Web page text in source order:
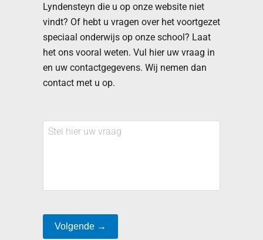
Lyndensteyn die u op onze website niet
vindt? Of hebt u vragen over het voortgezet
speciaal onderwijs op onze school? Laat
het ons vooral weten. Vul hier uw vraag in
en uw contactgegevens. Wij nemen dan
contact met u op.
Stel
hier
Volgende →